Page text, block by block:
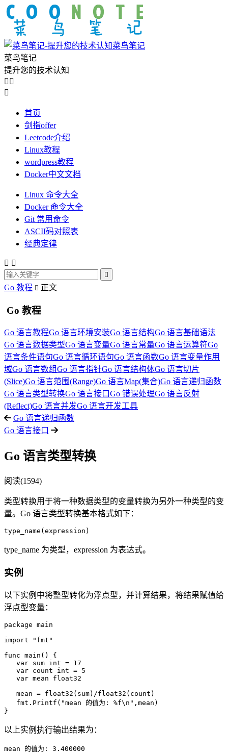
菜鸟笔记
菜鸟笔记
提升您的技术认知
 

首页
剑指offer
Leetcode介绍
Linux教程
wordpress教程
Docker中文文档
Linux 命令大全
Docker 命令大全
Git 常用命令
ASCII码对照表
经典定律
 

Go 教程  正文
Go 教程
Go 语言教程Go 语言环境安装Go 语言结构Go 语言基础语法
Go 语言数据类型Go 语言变量Go 语言常量Go 语言运算符Go
语言条件语句Go 语言循环语句Go 语言函数Go 语言变量作用
域Go 语言数组Go 语言指针Go 语言结构体Go 语言切片
(Slice)Go 语言范围(Range)Go 语言Map(集合)Go 语言递归函数
Go 语言类型转换Go 语言接口Go 错误处理Go 语言反射
(Reflect)Go 语言并发Go 语言开发工具
Go 语言递归函数
Go 语言接口
Go 语言类型转换
阅读(1594)
类型转换用于将一种数据类型的变量转换为另外一种类型的变
量。Go 语言类型转换基本格式如下：
type_name 为类型，expression 为表达式。
实例
以下实例中将整型转化为浮点型，并计算结果，将结果赋值给
浮点型变量：
package main
import "fmt"
func main() {
   var sum int = 17
   var count int = 5
   var mean float32
   mean = float32(sum)/float32(count)
   fmt.Printf("mean 的值为: %f\n",mean)
以上实例执行输出结果为：
mean 的值为: 3.400000